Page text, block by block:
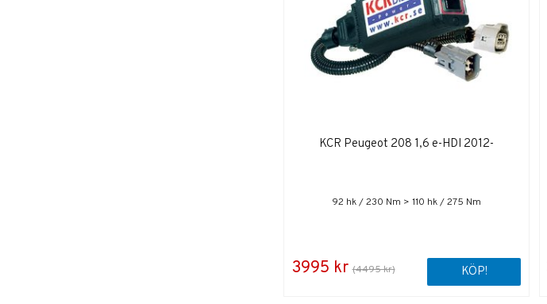
KCR Peugeot 208 1,6 e-HDI 2012-
92 hk / 230 Nm > 110 hk / 275 Nm
3995 kr (4495 kr) KÖP!